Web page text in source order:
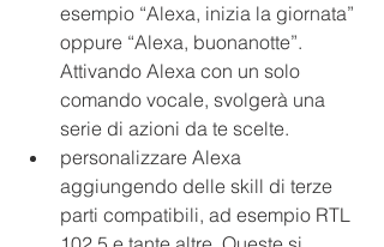
esempio “Alexa, inizia la giornata”
oppure “Alexa, buonanotte”.
Attivando Alexa con un solo
comando vocale, svolgerà una
serie di azioni da te scelte.
personalizzare Alexa
aggiungendo delle skill di terze
parti compatibili, ad esempio RTL